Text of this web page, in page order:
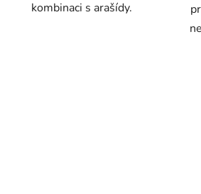
kombinaci s arašídy.